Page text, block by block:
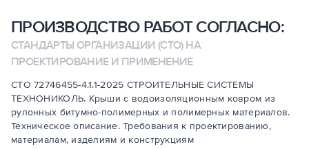
ПРОИЗВОДСТВО РАБОТ СОГЛАСНО:
СТАНДАРТЫ ОРГАНИЗАЦИИ (СТО) НА
ПРОЕКТИРОВАНИЕ И ПРИМЕНЕНИЕ
СТО 72746455-4.1.1-2025 СТРОИТЕЛЬНЫЕ СИСТЕМЫ
ТЕХНОНИКОЛЬ. Крыши с водоизоляционным ковром из
рулонных битумно-полимерных и полимерных материалов.
Техническое описание. Требования к проектированию,
материалам, изделиям и конструкциям